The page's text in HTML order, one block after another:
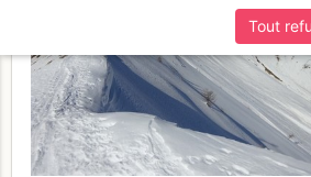
Tout